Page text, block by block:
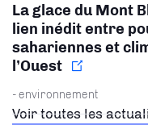
Voir toutes les
La glace du Mont
lien inédit entre
sahariennes et
l’Ouest
- environnement